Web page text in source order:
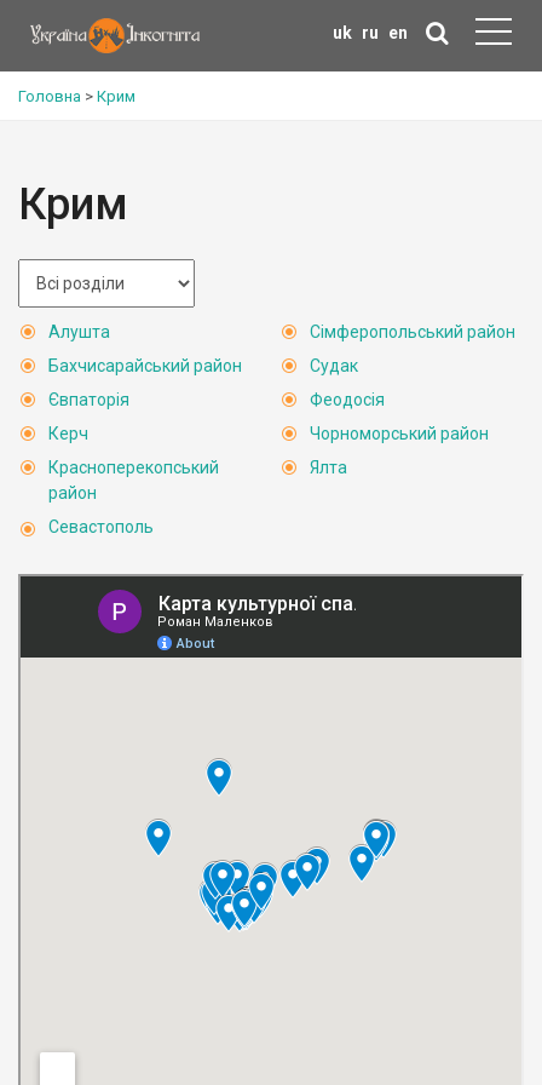
uk ru en
Головна > Крим
Крим
Алушта
Бахчисарайський район
Євпаторія
Керч
Красноперекопський
район
Севастополь
Сімферопольський район
Судак
Феодосія
Чорноморський район
Ялта